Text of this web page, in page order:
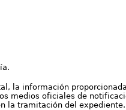
la información
medios oficiales de
la tramitación del expediente.